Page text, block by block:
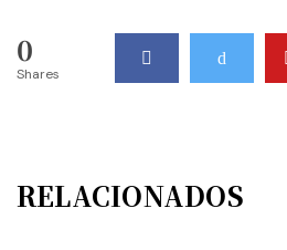
0
Shares
RELACIONADOS